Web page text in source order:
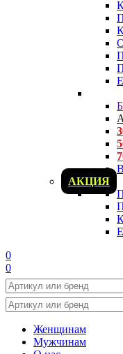
АКЦИЯ
0
0
Женщинам
Мужчинам